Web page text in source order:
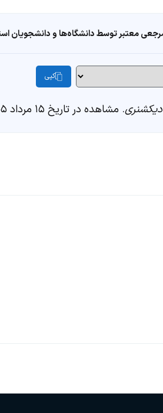
معتبر توسط دانشگاه‌ها و دانشجویان
کپی
. مشاهده در تاریخ ۱۵ مرداد ۱۴۰۵، از https://fastdic.com/word/pillage